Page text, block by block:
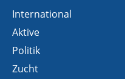
International
Aktive
Politik
Zucht